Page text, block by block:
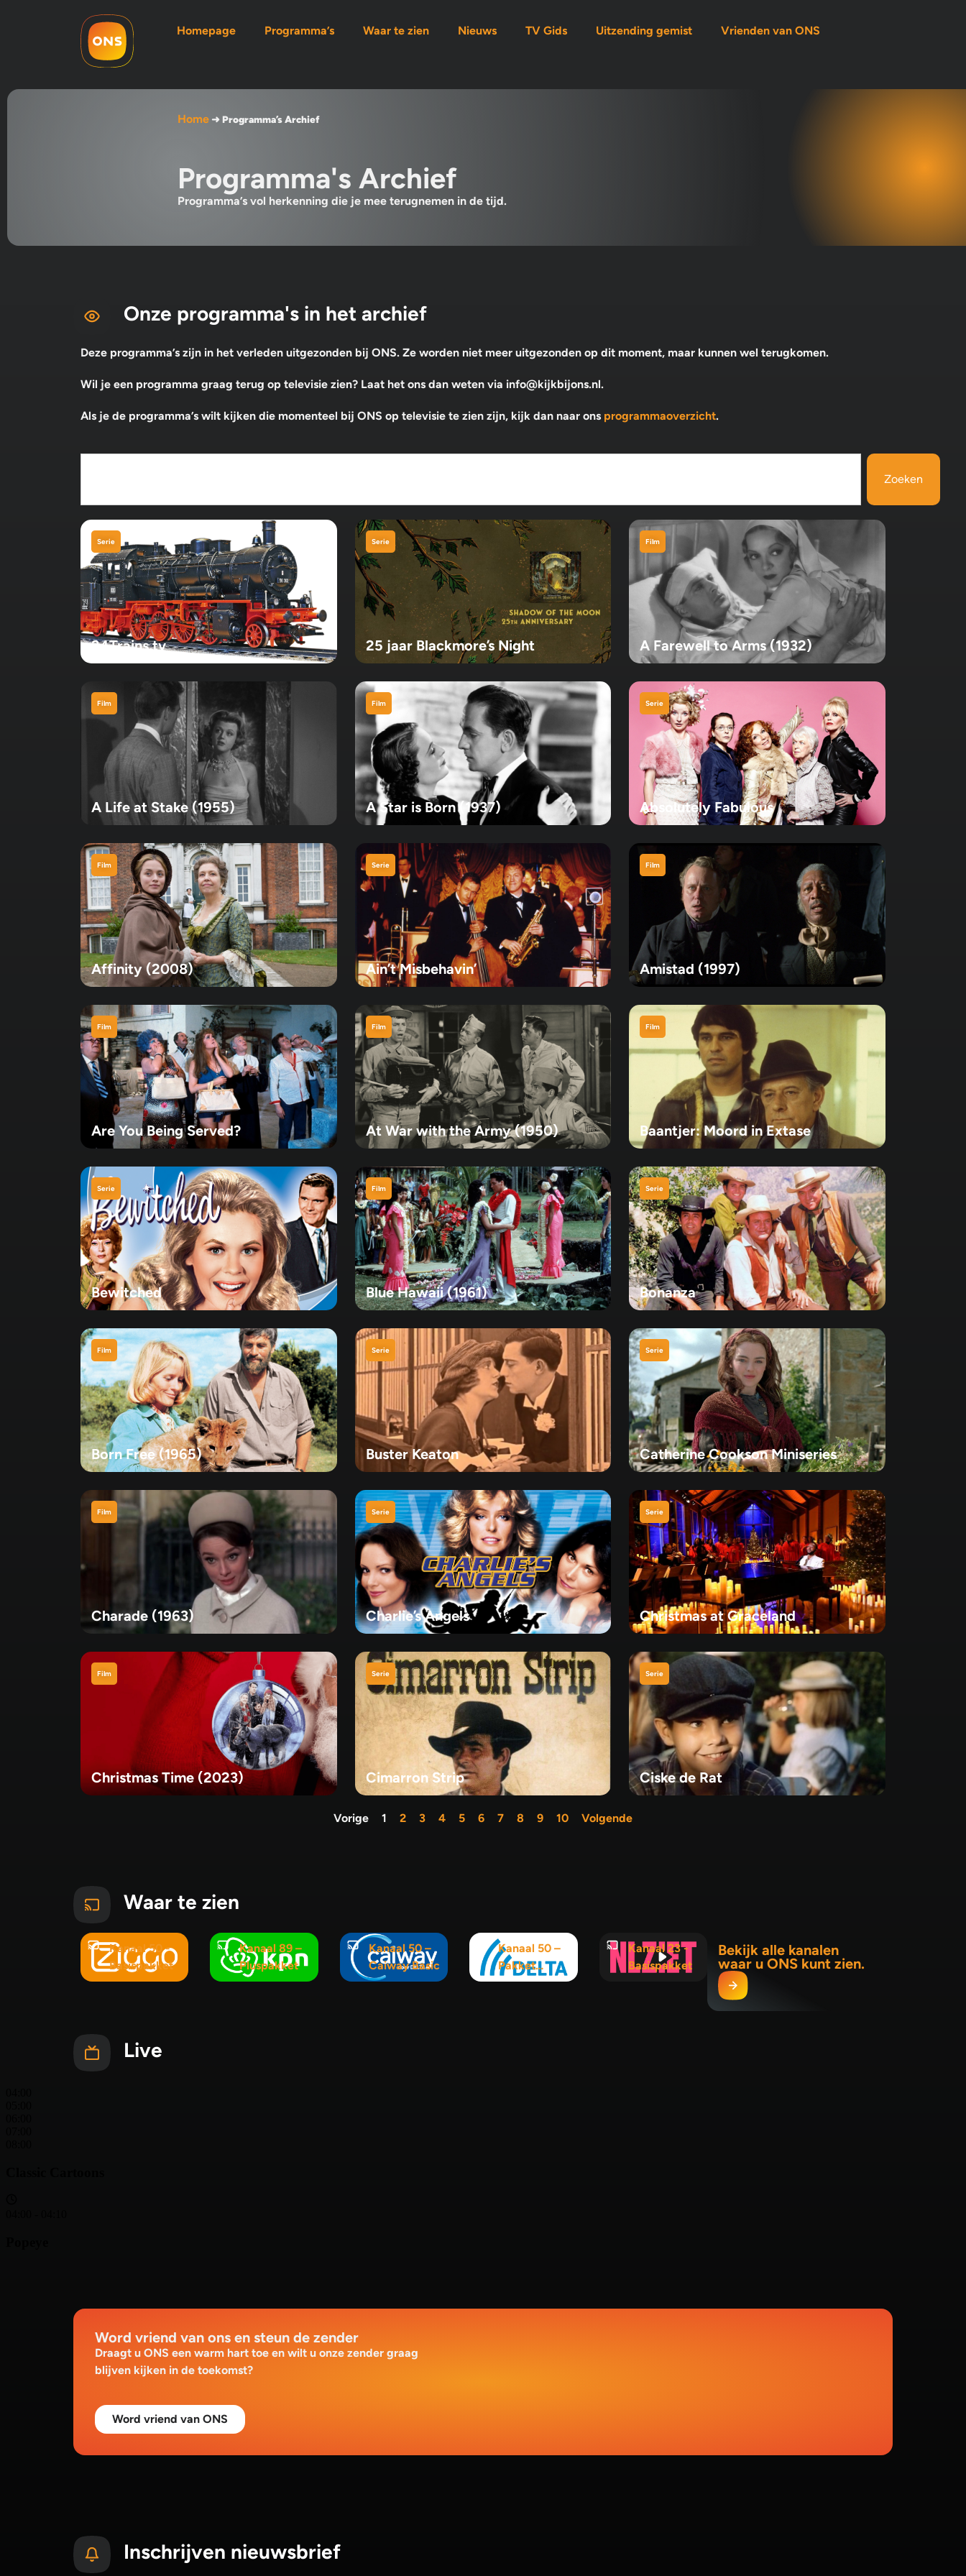
Homepage Programma’s Waar te zien Nieuws TV Gids Uitzending gemist Vrienden van ONS
Home ➜Programma’s Archief
Programma's Archief
Programma’s vol herkenning die je mee terugnemen in de tijd.
Onze programma's in het archief
Deze programma’s zijn in het verleden uitgezonden bij ONS. Ze worden niet meer uitgezonden op dit moment, maar kunnen wel terugkomen.
Wil je een programma graag terug op televisie zien? Laat het ons dan weten via info@kijkbijons.nl.
Als je de programma’s wilt kijken die momenteel bij ONS op televisie te zien zijn, kijk dan naar ons programmaoverzicht.
Zoeken
24Trains.tv
Serie
25 jaar Blackmore’s Night
Serie
A Farewell to Arms (1932)
Film
A Life at Stake (1955)
Film
A Star is Born (1937)
Film
Absolutely Fabulous
Serie
Affinity (2008)
Film
Ain’t Misbehavin’
Serie
Amistad (1997)
Film
Are You Being Served?
Film
At War with the Army (1950)
Film
Baantjer: Moord in Extase
Film
Bewitched
Serie
Blue Hawaii (1961)
Film
Bonanza
Serie
Born Free (1965)
Film
Buster Keaton
Serie
Catherine Cookson Miniseries
Serie
Charade (1963)
Film
Charlie’s Angels
Serie
Christmas at Graceland
Serie
Christmas Time (2023)
Film
Cimarron Strip
Serie
Ciske de Rat
Serie
Vorige 1 2 3 4 5 6 7 8 9 10 Volgende
Waar te zien
Kanaal 50 -
Basispakket
Kanaal 89 –
Pluspakket
Kanaal 50 –
Caiway Basic
Kanaal 50 –
Pakket
Interactief
Kanaal 23 -
Basispakket
Bekijk alle kanalen
waar u ONS kunt zien.
Live
Word vriend van ons en steun de zender
Draagt u ONS een warm hart toe en wilt u onze zender graag
blijven kijken in de toekomst?
Word vriend van ONS
Inschrijven nieuwsbrief